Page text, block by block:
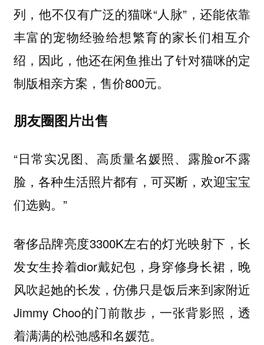
列，他不仅有广泛的猫咪“人脉”，还能依靠
丰富的宠物经验给想繁育的家长们相互介
绍，因此，他还在闲鱼推出了针对猫咪的定
制版相亲方案，售价800元。
朋友圈图片出售
“日常实况图、高质量名媛照、露脸or不露
脸，各种生活照片都有，可买断，欢迎宝宝
们选购。”
奢侈品牌亮度3300K左右的灯光映射下，长
发女生拎着dior戴妃包，身穿修身长裙，晚
风吹起她的长发，仿佛只是饭后来到家附近
Jimmy Choo的门前散步，一张背影照，透
着满满的松弛感和名媛范。